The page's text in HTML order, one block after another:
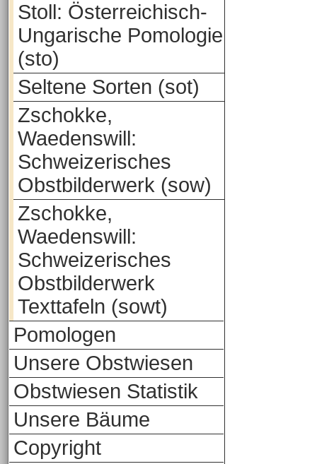
Stoll: Österreichisch-
Ungarische Pomologie
(sto)
Seltene Sorten (sot)
Zschokke,
Waedenswill:
Schweizerisches
Obstbilderwerk (sow)
Zschokke,
Waedenswill:
Schweizerisches
Obstbilderwerk
Texttafeln (sowt)
Pomologen
Unsere Obstwiesen
Obstwiesen Statistik
Unsere Bäume
Copyright